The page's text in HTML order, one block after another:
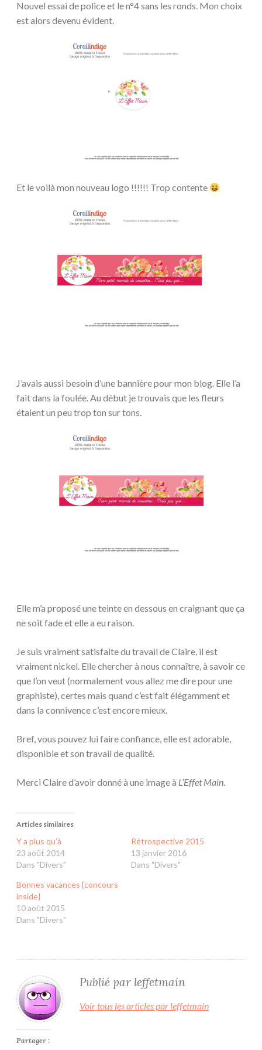
Nouvel essai de police et le n°4 sans les ronds. Mon choix
est alors devenu évident.
Et le voilà mon nouveau logo !!!!!! Trop contente
J’avais aussi besoin d’une bannière pour mon blog. Elle l’a
fait dans la foulée. Au début je trouvais que les fleurs
étaient un peu trop ton sur tons.
Elle m’a proposé une teinte en dessous en craignant que ça
ne soit fade et elle a eu raison.
Je suis vraiment satisfaite du travail de Claire, il est
vraiment nickel. Elle chercher à nous connaître, à savoir ce
que l’on veut (normalement vous allez me dire pour une
graphiste), certes mais quand c’est fait élégamment et
dans la connivence c’est encore mieux.
Bref, vous pouvez lui faire confiance, elle est adorable,
disponible et son travail de qualité.
Merci Claire d’avoir donné à une image à L’Effet Main.
Articles similaires
Y a plus qu’à
23 août 2014
Dans "Divers"
Rétrospective 2015
13 janvier 2016
Dans "Divers"
Bonnes vacances {concours
inside}
10 août 2015
Dans "Divers"
Publié par leffetmain
Voir tous les articles par leffetmain
Partager :